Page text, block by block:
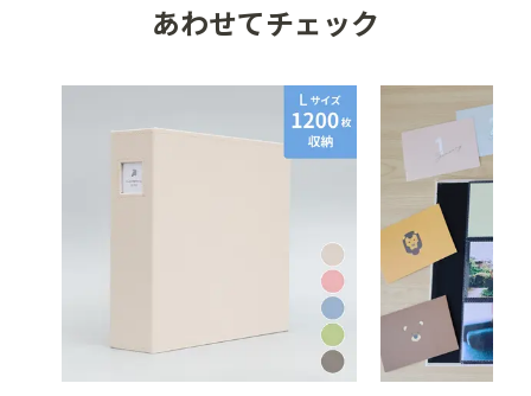
あわせてチェック